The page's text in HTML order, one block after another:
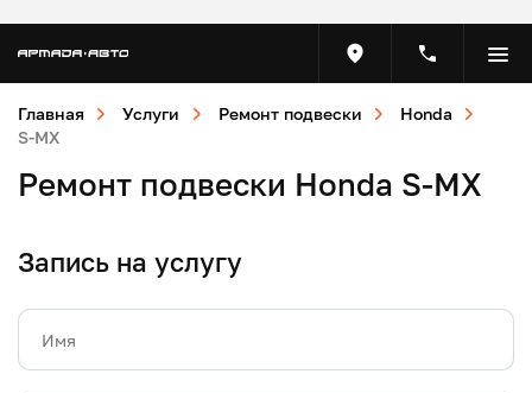
Главная Услуги Ремонт подвески
Honda
S-MX
Ремонт подвески Honda S-MX
Запись на услугу
Имя